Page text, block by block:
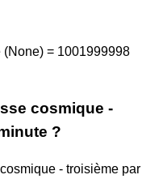
= 1001999998
cosmique -
?
- troisième par